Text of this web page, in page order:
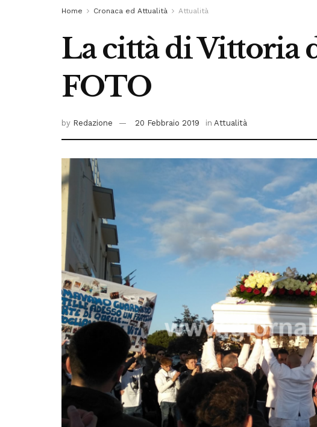
Home Cronaca ed Attualità Attualità
La città di Vittoria
FOTO
by Redazione 20 Febbraio 2019 in Attualità